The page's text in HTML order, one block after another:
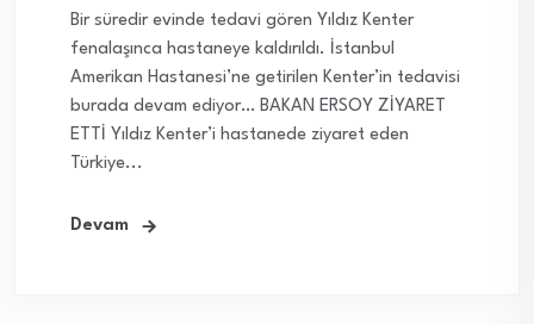
Bir süredir evinde tedavi gören Yıldız Kenter
fenalaşınca hastaneye kaldırıldı. İstanbul
Amerikan Hastanesi’ne getirilen Kenter’in tedavisi
burada devam ediyor… BAKAN ERSOY ZİYARET
ETTİ Yıldız Kenter’i hastanede ziyaret eden
Türkiye...
Devam